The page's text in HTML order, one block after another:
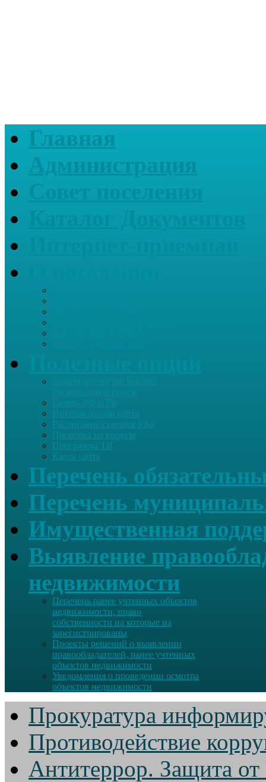
Главная
Администрация
Гимны РФ и РБ
Интерактивная карта
Расписание станция Уфа
Проверка на вирусы
Программа ТВ
Карта сайта
Перечень
Перечень
Имущественная
Выявление
недвижимости
Перечень ранее учтенных объектов
недвижимости, право
собственности на которые на
зарегистрированы
Проекты решений о выявлении
правообладателей, ранее учтенных
объектов недвижимости
Уведомления о проведении осмотра
объектов недвижимости
Прокуратура
Противодействие
Антитеррор. Защита